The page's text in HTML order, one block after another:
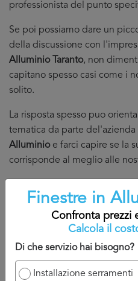
professionista del punto
Se poi possiamo dare un
della discussione con
Alluminio Taranto, non
capitano spesso casi come i
solito.
La risposta spesso puo
tematica da parte del'azienda
Alluminioe farci capire se la
corrisponde al meglio alle
Finestre in
Confronta prezzi
Calcola il
Di che servizio hai bisogno?
Installazione serramenti